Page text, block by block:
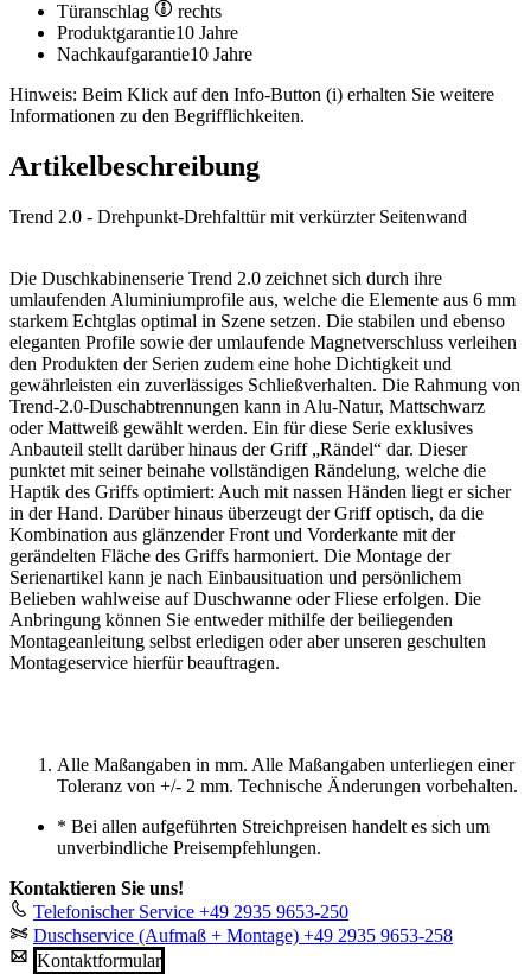
Türanschlag
rechts
Produktgarantie10 Jahre
Nachkaufgarantie10 Jahre
Hinweis: Beim Klick auf den Info-Button (i) erhalten Sie weitere
Informationen zu den Begrifflichkeiten.
Artikelbeschreibung
Trend 2.0 - Drehpunkt-Drehfalttür mit verkürzter Seitenwand
Die Duschkabinenserie Trend 2.0 zeichnet sich durch ihre
umlaufenden Aluminiumprofile aus, welche die Elemente aus 6 mm
starkem Echtglas optimal in Szene setzen. Die stabilen und ebenso
eleganten Profile sowie der umlaufende Magnetverschluss verleihen
den Produkten der Serien zudem eine hohe Dichtigkeit und
gewährleisten ein zuverlässiges Schließverhalten. Die Rahmung von
Trend-2.0-Duschabtrennungen kann in Alu-Natur, Mattschwarz
oder Mattweiß gewählt werden. Ein für diese Serie exklusives
Anbauteil stellt darüber hinaus der Griff „Rändel“ dar. Dieser
punktet mit seiner beinahe vollständigen Rändelung, welche die
Haptik des Griffs optimiert: Auch mit nassen Händen liegt er sicher
in der Hand. Darüber hinaus überzeugt der Griff optisch, da die
Kombination aus glänzender Front und Vorderkante mit der
gerändelten Fläche des Griffs harmoniert. Die Montage der
Serienartikel kann je nach Einbausituation und persönlichem
Belieben wahlweise auf Duschwanne oder Fliese erfolgen. Die
Anbringung können Sie entweder mithilfe der beiliegenden
Montageanleitung selbst erledigen oder aber unseren geschulten
Montageservice hierfür beauftragen.
Alle Maßangaben in mm. Alle Maßangaben unterliegen einer
Toleranz von +/- 2 mm. Technische Änderungen vorbehalten.
* Bei allen aufgeführten Streichpreisen handelt es sich um
unverbindliche Preisempfehlungen.
Kontaktieren Sie uns!
Telefonischer Service +49 2935 9653-250
Duschservice (Aufmaß + Montage) +49 2935 9653-258
Kontaktformular